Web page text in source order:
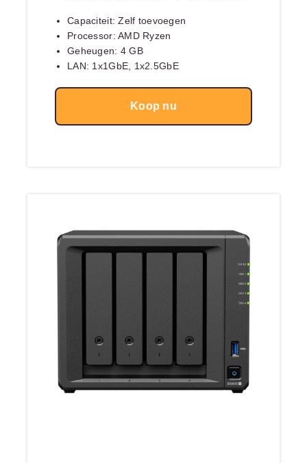
Capaciteit: Zelf toevoegen
Processor: AMD Ryzen
Geheugen: 4 GB
LAN: 1x1GbE, 1x2.5GbE
Koop nu